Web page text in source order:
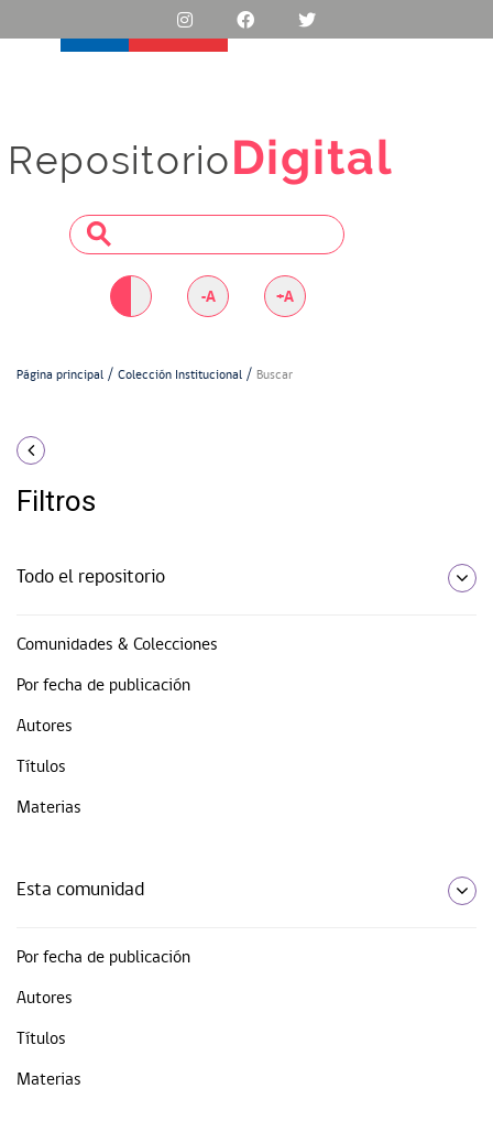
RepositorioDigital
-A +A
Página principal Colección Institucional Buscar
Filtros
Todo el repositorio
Comunidades & Colecciones
Por fecha de publicación
Autores
Títulos
Materias
Esta comunidad
Por fecha de publicación
Autores
Títulos
Materias